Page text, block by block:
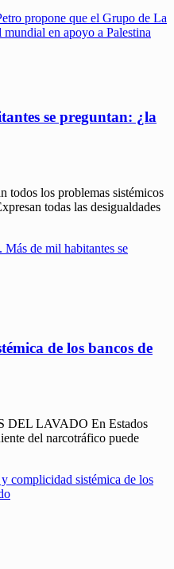
propone que el Grupo de La
en apoyo a Palestina
se preguntan: ¿la
todos los problemas sistémicos
todas las desigualdades
de mil habitantes se
de los bancos de
LAVADO En Estados
del narcotráfico puede
complicidad sistémica de los